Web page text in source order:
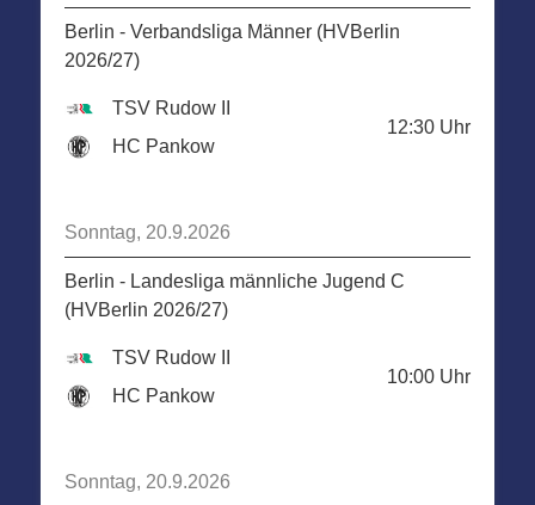
Berlin - Verbandsliga Männer (HVBerlin
2026/27)
TSV Rudow II
HC Pankow
12:30 Uhr
Sonntag, 20.9.2026
Berlin - Landesliga männliche Jugend C
(HVBerlin 2026/27)
TSV Rudow II
HC Pankow
10:00 Uhr
Sonntag, 20.9.2026